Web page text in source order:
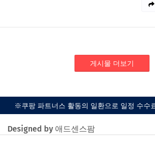
게시물 더보기
※쿠팡 파트너스 활동의 일환으로 일정 수수
Designed by 애드센스팜